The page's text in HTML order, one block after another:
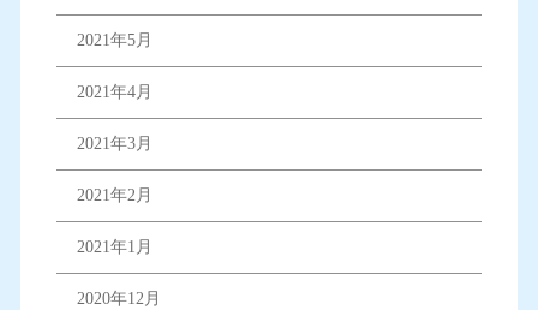
2021年5月
2021年4月
2021年3月
2021年2月
2021年1月
2020年12月